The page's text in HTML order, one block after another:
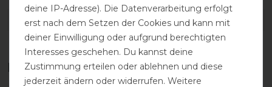
DETAILS ZUR PRODUKTSICHERHEIT
Das perfekte Zubehör für dich
deine IP-Adresse). Die Datenverarbeitung erfolgt
erst nach dem Setzen der Cookies und kann mit
deiner Einwilligung oder aufgrund berechtigten
Interesses geschehen. Du kannst deine
Zustimmung erteilen oder ablehnen und diese
jederzeit ändern oder widerrufen. Weitere